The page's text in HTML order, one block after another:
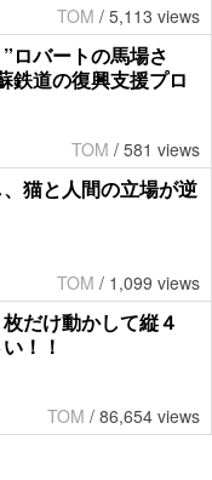
TOM / 5,113 views
ロバートの馬場さ
鉄道の復興支援プロ
TOM / 581 views
猫と人間の立場が逆
TOM / 1,099 views
だけ動かして縦４
！！
TOM / 86,654 views